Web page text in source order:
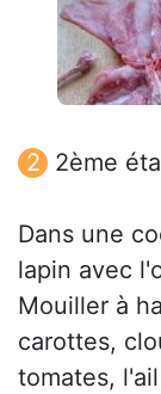
2ème
Dans une
lapin avec
Mouiller à
carottes,
tomates,